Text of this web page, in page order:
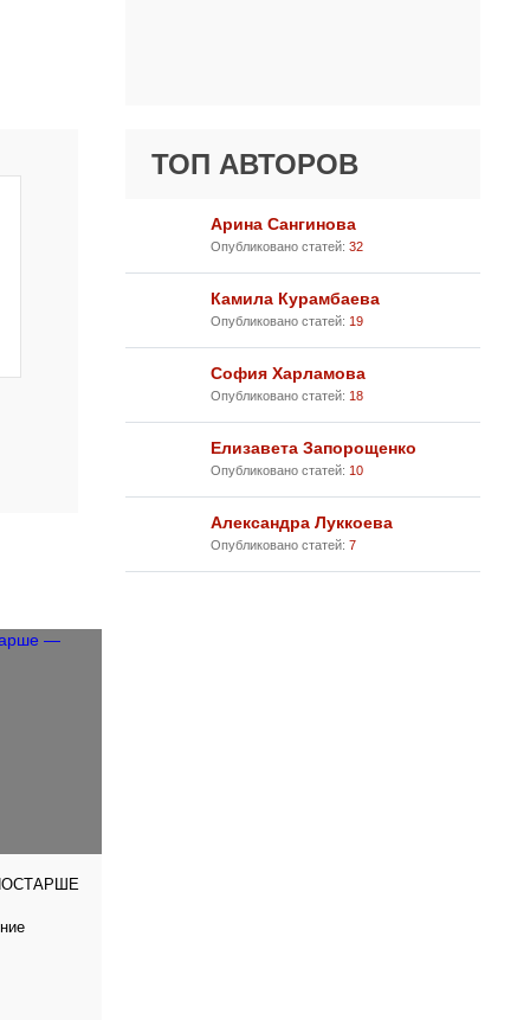
ТОП АВТОРОВ
Арина Сангинова
Опубликовано статей: 32
Камила Курамбаева
Опубликовано статей: 19
София Харламова
Опубликовано статей: 18
Елизавета Запорощенко
Опубликовано статей: 10
Александра Луккоева
Опубликовано статей: 7